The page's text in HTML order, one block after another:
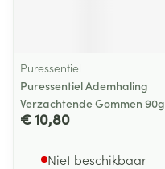
Puressentiel
Puressentiel Ademhaling
Verzachtende Gommen 90g
€ 10,80
Niet beschikbaar